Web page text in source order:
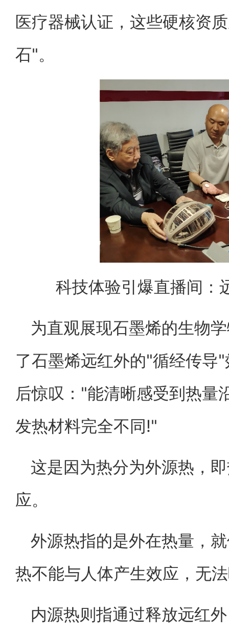
医疗器械认证，这些硬核资
石"。
科技体验引爆直播间：
为直观展现石墨烯的生物
了石墨烯远红外的"循经传导
后惊叹："能清晰感受到热量
发热材料完全不同!"
这是因为热分为外源热，
应。
外源热指的是外在热量，
热不能与人体产生效应，无
内源热则指通过释放远红